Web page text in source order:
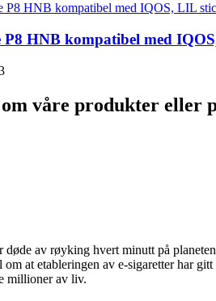
P8 HNB kompatibel med
våre produkter eller
døde av røyking hvert minutt på
at etableringen av e-sigaretter har
millioner av liv.